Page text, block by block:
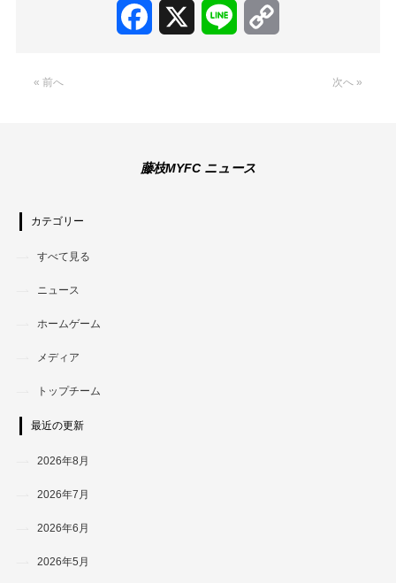
Facebook Line
« 前へ 次へ »
藤枝MYFC ニュース
カテゴリー
すべて見る
ニュース
ホームゲーム
メディア
トップチーム
最近の更新
2026年8月
2026年7月
2026年6月
2026年5月